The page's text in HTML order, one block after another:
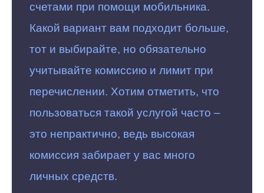
счетами при помощи мобильника.
Какой вариант вам подходит больше,
тот и выбирайте, но обязательно
учитывайте комиссию и лимит при
перечислении. Хотим отметить, что
пользоваться такой услугой часто –
это непрактично, ведь высокая
комиссия забирает у вас много
личных средств.